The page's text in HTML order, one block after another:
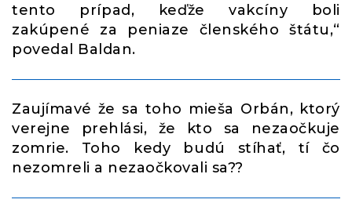
tento prípad, keďže vakcíny boli
zakúpené za peniaze členského štátu,“
povedal Baldan.
Zaujímavé že sa toho mieša Orbán, ktorý
verejne prehlási, že kto sa nezaočkuje
zomrie. Toho kedy budú stíhať, tí čo
nezomreli a nezaočkovali sa??